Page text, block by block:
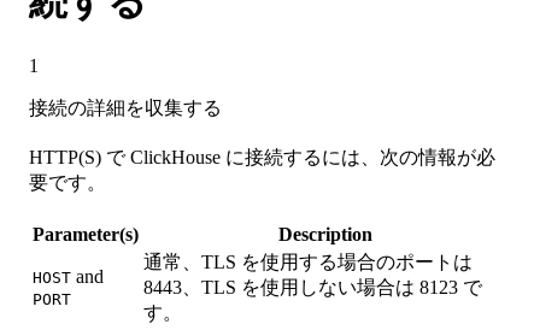
1
接続の詳細を収集する
HTTP(S) で ClickHouse に接続するには、次の情報が必
要です。
Parameter(s) Description
HOST and
PORT
通常、TLS を使用する場合のポートは
8443、TLS を使用しない場合は 8123 で
す。